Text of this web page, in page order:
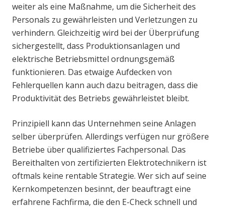
weiter als eine Maßnahme, um die Sicherheit des
Personals zu gewährleisten und Verletzungen zu
verhindern. Gleichzeitig wird bei der Überprüfung
sichergestellt, dass Produktionsanlagen und
elektrische Betriebsmittel ordnungsgemäß
funktionieren. Das etwaige Aufdecken von
Fehlerquellen kann auch dazu beitragen, dass die
Produktivität des Betriebs gewährleistet bleibt.
Prinzipiell kann das Unternehmen seine Anlagen
selber überprüfen. Allerdings verfügen nur größere
Betriebe über qualifiziertes Fachpersonal. Das
Bereithalten von zertifizierten Elektrotechnikern ist
oftmals keine rentable Strategie. Wer sich auf seine
Kernkompetenzen besinnt, der beauftragt eine
erfahrene Fachfirma, die den E-Check schnell und